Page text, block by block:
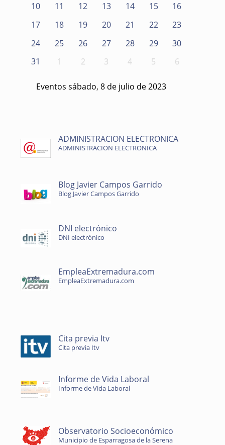
10
11 12 13 14 15
16
17
18 19 20 21 22
23
24
25 26 27 28 29
30
31
1 2 3 4 5 6
Eventos sábado, 8 de julio de 2023
ADMINISTRACION ELECTRONICA
ADMINISTRACION ELECTRONICA
Blog Javier Campos Garrido
Blog Javier Campos Garrido
DNI electrónico
DNI electrónico
EmpleaExtremadura.com
EmpleaExtremadura.com
Cita previa Itv
Cita previa Itv
Informe de Vida Laboral
Informe de Vida Laboral
Observatorio Socioeconómico
Municipio de Esparragosa de la Serena